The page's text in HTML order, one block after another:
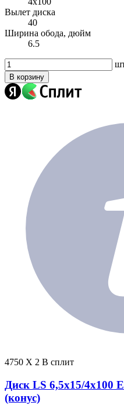
Вылет диска
40
Ширина обода, дюйм
6.5
В корзину
4750 X 2 В сплит
Диск LS 6,5x15/4x100
(конус)